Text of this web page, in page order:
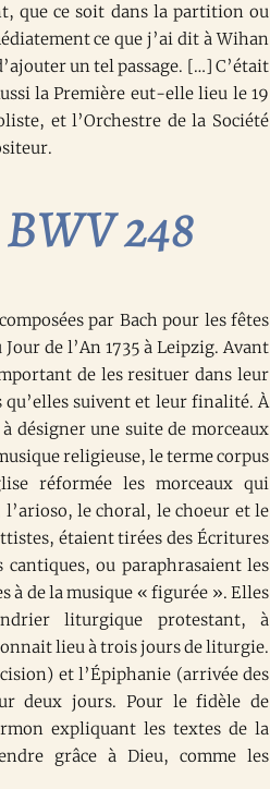
que ce soit dans la partition ou
ce que j’ai dit à Wihan
un tel passage. […] C’était
la Première eut-elle lieu le 19
et l’Orchestre de la Société
248
par Bach pour les fêtes
de l’An 1735 à Leipzig. Avant
de les resituer dans leur
suivent et leur finalité. À
désigner une suite de morceaux
religieuse, le terme corpus
réformée les morceaux qui
le choral, le choeur et le
étaient tirées des Écritures
cantiques, ou paraphrasaient les
à de la musique « figurée ». Elles
liturgique protestant, à
lieu à trois jours de liturgie.
et l’Épiphanie (arrivée des
deux jours. Pour le fidèle de
expliquant les textes de la
grâce à Dieu, comme les